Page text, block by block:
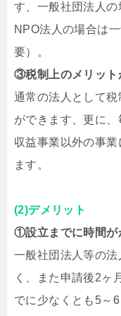
す、一般社団法人の
NPO法人の場合は
要）。
③税制上のメリット
通常の法人として
ができます、更に、
収益事業以外の事
ます。
(2)デメリット
①設立までに時間が
一般社団法人等の
く、また申請後2ヶ
でに少なくとも5～6